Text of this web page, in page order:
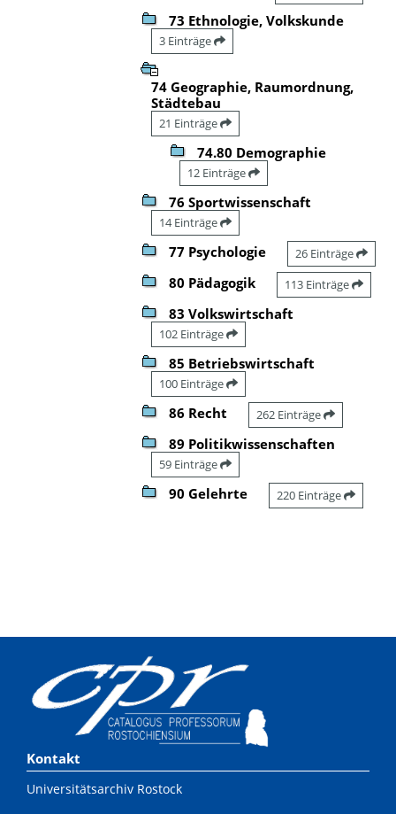
73 Ethnologie, Volkskunde
3 Einträge
74 Geographie, Raumordnung,
Städtebau
21 Einträge
74.80 Demographie
12 Einträge
76 Sportwissenschaft
14 Einträge
77 Psychologie 26 Einträge
80 Pädagogik 113 Einträge
83 Volkswirtschaft
102 Einträge
85 Betriebswirtschaft
100 Einträge
86 Recht 262 Einträge
89 Politikwissenschaften
59 Einträge
90 Gelehrte 220 Einträge
Kontakt
Universitätsarchiv Rostock